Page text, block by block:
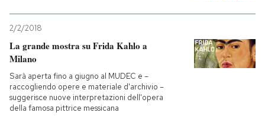
AREA PERSONALE
Entra
2/2/2018
La grande mostra su Frida Kahlo a
Milano
Sarà aperta fino a giugno al MUDEC e –
raccogliendo opere e materiale d'archivio –
suggerisce nuove interpretazioni dell'opera
della famosa pittrice messicana